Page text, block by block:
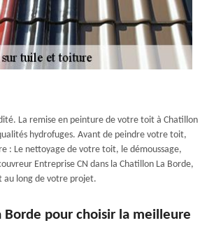
La remise en peinture de votre toit à Chatillon
hydrofuges. Avant de peindre votre toit,
: Le nettoyage de votre toit, le démoussage,
Entreprise CN dans la Chatillon La Borde,
au long de votre projet.
Borde pour choisir la meilleure